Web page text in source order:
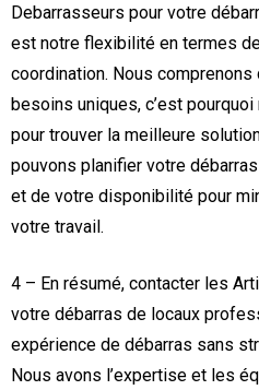
Debarrasseurs pour votre
est notre flexibilité en termes
coordination. Nous
besoins uniques, c’est
pour trouver la meilleure
pouvons planifier votre
et de votre disponibilité pour
votre travail.
4 – En résumé, contacter les
votre débarras de locaux
expérience de débarras sans
Nous avons l’expertise et les